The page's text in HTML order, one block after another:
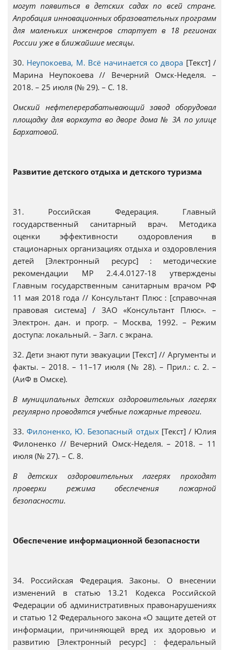
могут появиться в детских садах по всей стране.
Апробация инновационных образовательных программ
для маленьких инженеров стартует в 18 регионах
России уже в ближайшие месяцы.
30. Неупокоева, М. Всё начинается со двора [Текст] /
Марина Неупокоева // Вечерний Омск-Неделя. –
2018. – 25 июля (№ 29). – С. 18.
Омский нефтеперерабатывающий завод оборудовал
площадку для воркаута во дворе дома № 3А по улице
Бархатовой.
Развитие детского отдыха и детского туризма
31. Российская Федерация. Главный
государственный санитарный врач. Методика
оценки эффективности оздоровления в
стационарных организациях отдыха и оздоровления
детей [Электронный ресурс] : методические
рекомендации МР 2.4.4.0127-18 утверждены
Главным государственным санитарным врачом РФ
11 мая 2018 года // Консультант Плюс : [справочная
правовая система] / ЗАО «Консультант Плюс». –
Электрон. дан. и прогр. – Москва, 1992. – Режим
доступа: локальный. – Загл. с экрана.
32. Дети знают пути эвакуации [Текст] // Аргументы и
факты. – 2018. – 11–17 июля (№ 28). – Прил.: с. 2. –
(АиФ в Омске).
В муниципальных детских оздоровительных лагерях
регулярно проводятся учебные пожарные тревоги.
33.Филоненко, Ю. Безопасный отдых[Текст] / Юлия
Филоненко // Вечерний Омск-Неделя. – 2018. – 11
июля (№ 27). – С. 8.
В детских оздоровительных лагерях проходят
проверки режима обеспечения пожарной
безопасности.
Обеспечение информационной безопасности
34. Российская Федерация. Законы. О внесении
изменений в статью 13.21 Кодекса Российской
Федерации об административных правонарушениях
и статью 12 Федерального закона «О защите детей от
информации, причиняющей вред их здоровью и
развитию [Электронный ресурс] : федеральный